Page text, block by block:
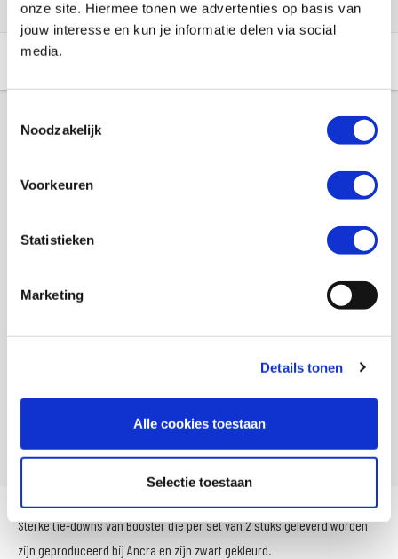
onze site. Hiermee tonen we advertenties op basis van
jouw interesse en kun je informatie delen via social
media.
Noodzakelijk
Voorkeuren
Statistieken
Marketing
Details tonen
Alle cookies toestaan
Selectie toestaan
Aanvullende informatie
Aanvullende informatie
Gewicht
Titel
Leveranciersnummer
016904
180 2007 101
Sterke tie-downs van Booster die per set van 2 stuks geleverd worden
zijn geproduceerd bij Ancra en zijn zwart gekleurd.